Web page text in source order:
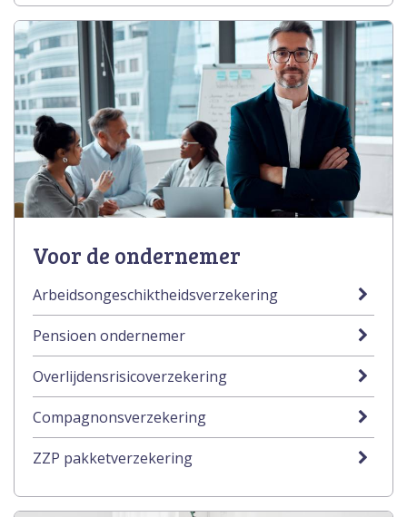
Voor de ondernemer
Arbeidsongeschiktheidsverzekering
Pensioen ondernemer
Overlijdensrisicoverzekering
Compagnonsverzekering
ZZP pakketverzekering